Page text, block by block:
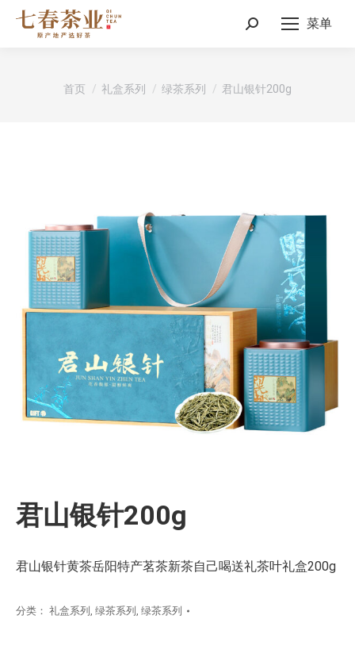
菜单
Search:
您在这里：
首页 礼盒系列 绿茶系列 君山银针200g
君山银针200g
君山银针黄茶岳阳特产茗茶新茶自己喝送礼茶叶礼盒200g
分类： 礼盒系列 , 绿茶系列 , 绿茶系列